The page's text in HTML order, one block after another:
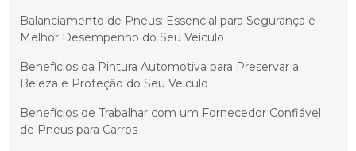
Balanciamento de Pneus: Essencial para Segurança e
Melhor Desempenho do Seu Veículo
Benefícios da Pintura Automotiva para Preservar a
Beleza e Proteção do Seu Veículo
Benefícios de Trabalhar com um Fornecedor Confiável
de Pneus para Carros